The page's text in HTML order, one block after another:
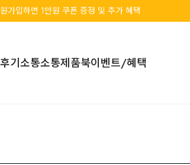
가입하면 1만원 쿠폰 증정 및 추가 혜택
기소통소통제품북이벤트/혜택